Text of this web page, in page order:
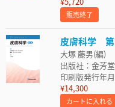
販売終了
皮膚科学
大塚 藤男(編)
出版社：金芳堂
印刷版発行年
¥14,300
カートに入れる